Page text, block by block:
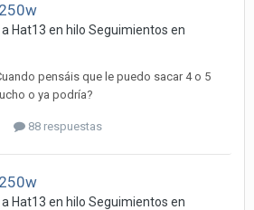
Hat13 en hilo Seguimientos en
pensáis que le puedo sacar 4 o 5
o ya podría?
88 respuestas
Hat13 en hilo Seguimientos en